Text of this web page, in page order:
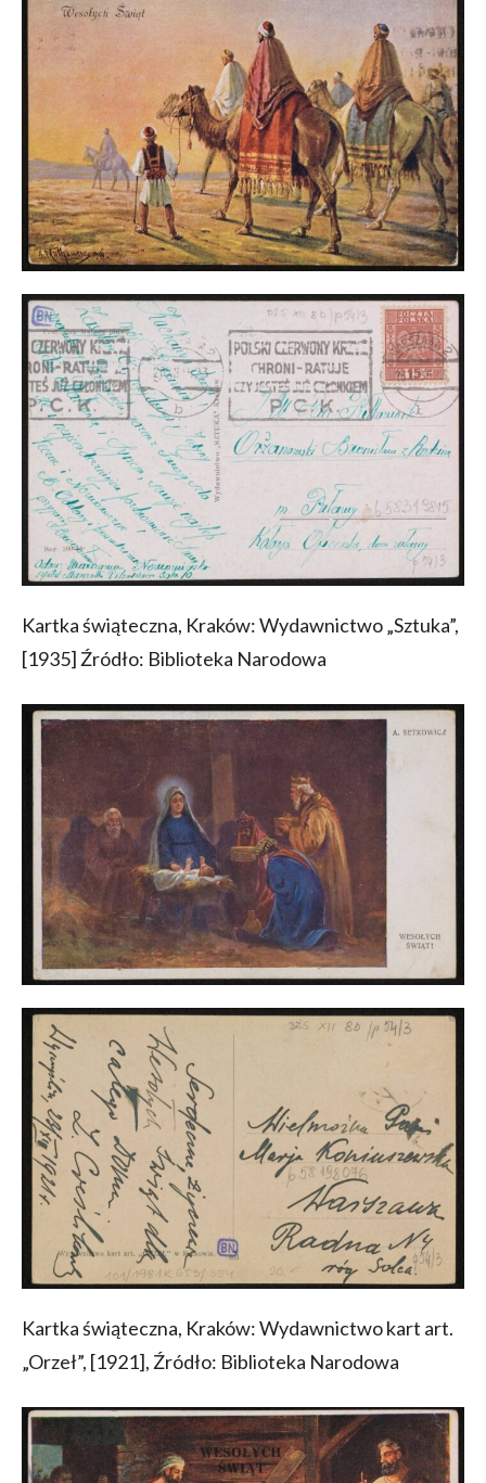
Kartka świąteczna, Kraków: Wydawnictwo „Sztuka”,
[1935] Źródło: Biblioteka Narodowa
Kartka świąteczna, Kraków: Wydawnictwo kart art.
„Orzeł”, [1921], Źródło: Biblioteka Narodowa